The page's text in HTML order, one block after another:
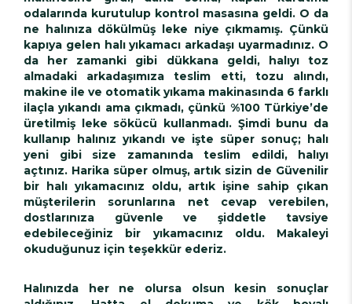
odalarında kurutulup kontrol masasına geldi. O da
ne halınıza dökülmüş leke niye çıkmamış. Çünkü
kapıya gelen halı yıkamacı arkadaşı uyarmadınız. O
da her zamanki gibi dükkana geldi, halıyı toz
almadaki arkadaşımıza teslim etti, tozu alındı,
makine ile ve otomatik yıkama makinasında 6 farklı
ilaçla yıkandı ama çıkmadı, çünkü %100 Türkiye’de
üretilmiş leke sökücü kullanmadı. Şimdi bunu da
kullanıp halınız yıkandı ve işte süper sonuç; halı
yeni gibi size zamanında teslim edildi, halıyı
açtınız. Harika süper olmuş, artık sizin de Güvenilir
bir halı yıkamacınız oldu, artık işine sahip çıkan
müşterilerin sorunlarına net cevap verebilen,
dostlarınıza güvenle ve şiddetle tavsiye
edebileceğiniz bir yıkamacınız oldu. Makaleyi
okuduğunuz için teşekkür ederiz.
Halınızda her ne olursa olsun kesin sonuçlar